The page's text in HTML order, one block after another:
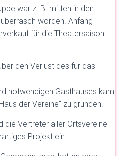
war z. B. mitten in den
worden. Anfang
für die Theatersaison
den Verlust des für das
notwendigen Gasthauses kam
der Vereine“ zu gründen.
die Vertreter aller Ortsvereine
Projekt ein.